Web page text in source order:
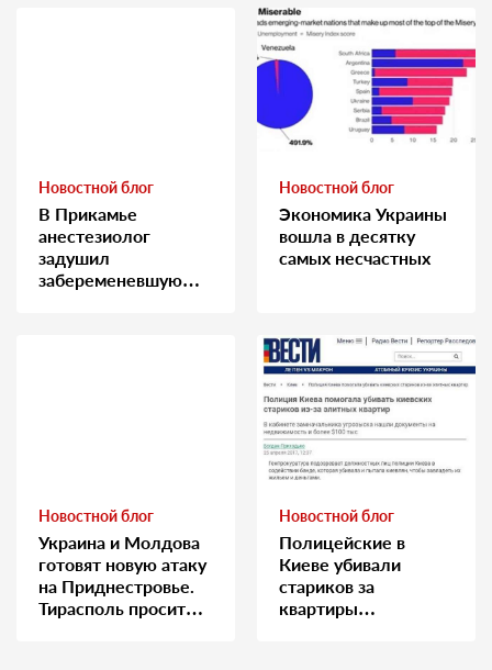
Новостной блог
В Прикамье
анестезиолог
задушил
забеременевшую
Новостной блог
Экономика Украины
вошла в десятку
самых несчастных
Новостной блог
Украина и Молдова
готовят новую атаку
на Приднестровье.
Тирасполь просит
Новостной блог
Полицейские в
Киеве убивали
стариков за
квартиры…